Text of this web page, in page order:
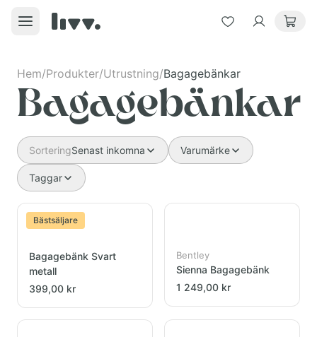
Hem/Produkter/Utrustning/Bagagebänkar
Bagagebänkar
SorteringSenast inkomna Varumärke
Taggar
Bästsäljare
Bagagebänk Svart
metall
399,00 kr
Bentley
Sienna Bagagebänk
1 249,00 kr